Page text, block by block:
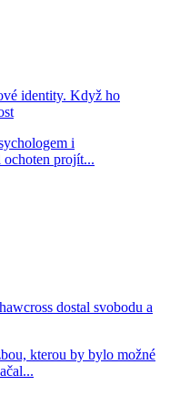
identity. Když ho
i
projít...
dostal svobodu a
kterou by bylo možné